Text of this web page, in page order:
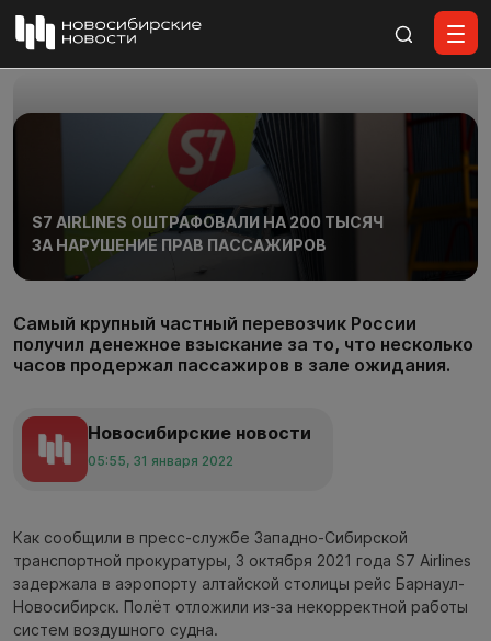
S7 AIRLINES ОШТРАФОВАЛИ НА 200 ТЫСЯЧ
ЗА НАРУШЕНИЕ ПРАВ ПАССАЖИРОВ
Самый крупный частный перевозчик России
получил денежное взыскание за то, что несколько
часов продержал пассажиров в зале ожидания.
Новосибирские новости
05:55, 31 января 2022
Как сообщили в пресс-службе Западно-Сибирской
транспортной прокуратуры, 3 октября 2021 года S7 Airlines
задержала в аэропорту алтайской столицы рейс Барнаул-
Новосибирск. Полёт отложили из-за некорректной работы
систем воздушного судна.